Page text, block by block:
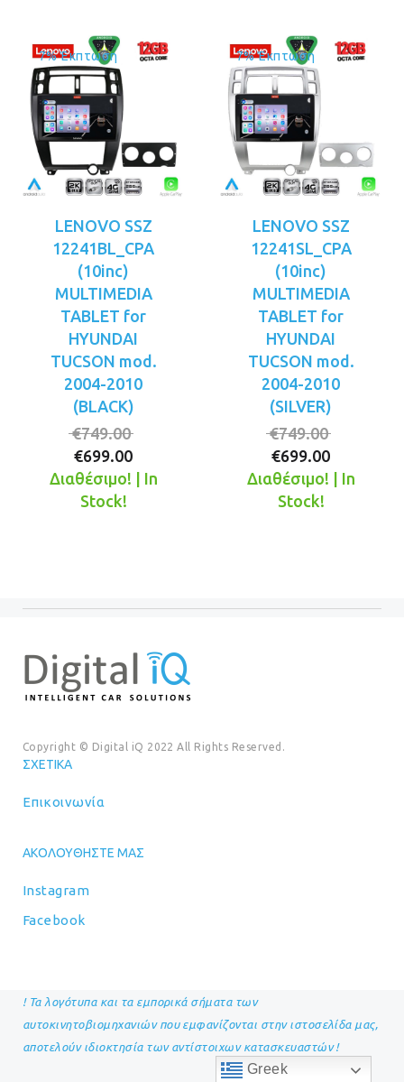
7% Έκπτωση
LENOVO SSZ
12241BL_CPA
(10inc)
MULTIMEDIA
TABLET for
HYUNDAI
TUCSON mod.
2004-2010
(BLACK)
€749.00
was:
€699.00
τρέχουσα
Διαθέσιμο! | In
Stock!
7% Έκπτωση
LENOVO SSZ
12241SL_CPA
(10inc)
MULTIMEDIA
TABLET for
HYUNDAI
TUCSON mod.
2004-2010
(SILVER)
€749.00
was:
€699.00
Διαθέσιμο! | In
Stock!
Copyright © Digital iQ 2022 All Rights Reserved.
ΣΧΕΤΙΚΆ
Επικοινωνία
ΑΚΟΛΟΥΘΉΣΤΕ ΜΑΣ
Instagram
Facebook
! Τα λογότυπα και τα εμπορικά σήματα των
αυτοκινητοβιομηχανιών που εμφανίζονται στην ιστοσελίδα μας,
αποτελούν ιδιοκτησία των αντίστοιχων κατασκευαστών !
Greek